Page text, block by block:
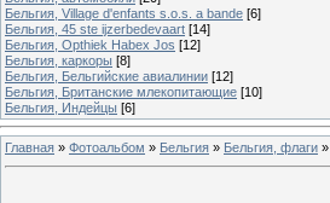
Бельгия, Village d'enfants s.o.s. a bande [6]
Бельгия, 45 ste ijzerbedevaart [14]
Бельгия, Opthiek Habex Jos [12]
Бельгия, каркоры [8]
Бельгия, Бельгийские авиалинии [12]
Бельгия, Британские млекопитающие [10]
Бельгия, Индейцы [6]
Главная » Фотоальбом » Бельгия » Бельгия, флаги »